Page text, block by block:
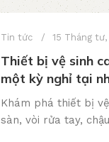
Tin tức 15 Tháng
Thiết bị vệ sinh
một kỳ nghỉ tại
Khám phá thiết bị
sàn, vòi rửa tay,